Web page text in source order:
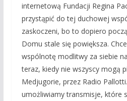
internetową Fundacji Regina
przystąpić do tej duchowej
zaskoczeni, bo to dopiero
Domu stale się powiększa.
wspólnotę modlitwy za siebie
teraz, kiedy nie wszyscy mogą
Medjugorie, przez Radio
umożliwiamy transmisje, które